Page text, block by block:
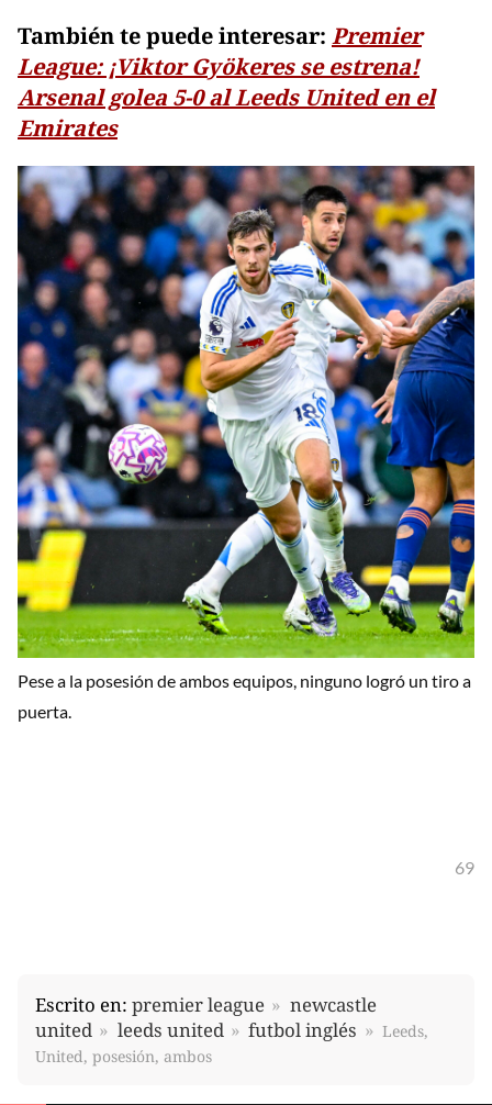
También te puede interesar: Premier
League: ¡Viktor Gyökeres se estrena!
Arsenal golea 5-0 al Leeds United en el
Emirates
Pese a la posesión de ambos equipos, ninguno logró un tiro a
puerta.
69
Escrito en: premier league
newcastle
united
leeds united futbol inglés
Leeds,
United, posesión, ambos